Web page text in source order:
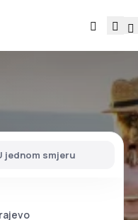
jednom smjeru